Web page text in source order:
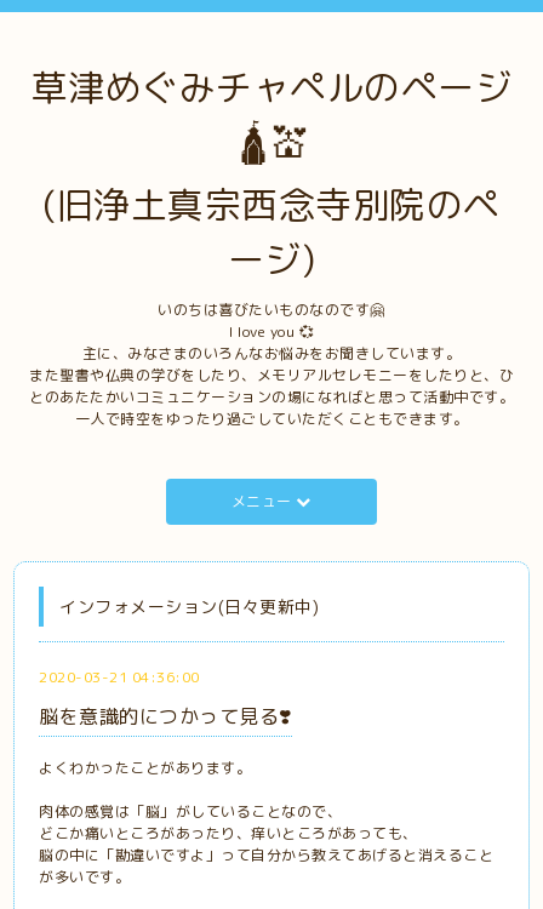
草津めぐみチャペルのページ
🛕💒
(旧浄土真宗西念寺別院のペ
ージ)
いのちは喜びたいものなのです🤗
I love you 💞
主に、みなさまのいろんなお悩みをお聞きしています。
また聖書や仏典の学びをしたり、メモリアルセレモニーをしたりと、ひ
とのあたたかいコミュニケーションの場になればと思って活動中です。
一人で時空をゆったり過ごしていただくこともできます。
メニュー
インフォメーション(日々更新中)
2020-03-21 04:36:00
脳を意識的につかって見る❣️
よくわかったことがあります。
肉体の感覚は「脳」がしていることなので、
どこか痛いところがあったり、痒いところがあっても、
脳の中に「勘違いですよ」って自分から教えてあげると消えること
が多いです。